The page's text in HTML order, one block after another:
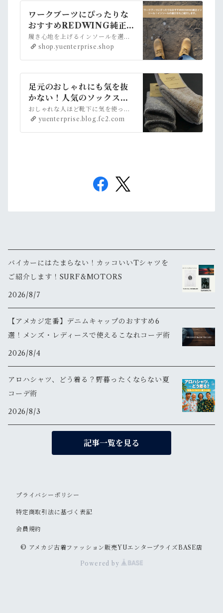
ワークブーツにぴったりな
おすすめREDWING純正
インソール！インソールの
選び方もご紹介します。 |
アメカジ古着ファッション
SE
履き心地を上げるインソールを選びましょう。ここではワークブーツの弱点である、衝撃吸収やムレ、臭い防止に役立つおすすめインソールをご紹介します。インソールで履...
shop.yuenterprise.shop
足元のおしゃれにも気を抜
かない！人気のソックスブ
ランド5選
おしゃれな人ほど靴下に気を使っています。カラーやデザインはもちろんのこと、素材や履き心地などで良い靴下を選んでいます。いつもは3足で1000円の靴下など、あまり見えないので気をつかってないという方も多いのではないでしょうか。普段はともかく、ちょっとした場に出る際には足元のおしゃれも気になりますよね。ここではおしゃれな靴下の簡単な選び方や、比較的お求め安い価格…
yuenterprise.blog.fc2.com
バイカーにはたまらない！カッコいいTシャツを
ご紹介します！SURF&MOTORS
2026/8/7
【アメカジ定番】デニムキャップのおすすめ6
選！メンズ・レディースで使えるこなれコーデ術
2026/8/4
アロハシャツ、どう着る？野暮ったくならない夏
コーデ術
2026/8/3
記事一覧を見る
プライバシーポリシー
特定商取引法に基づく表記
会員規約
© アメカジ古着ファッション販売YUエンタープライズBASE店
Powered by